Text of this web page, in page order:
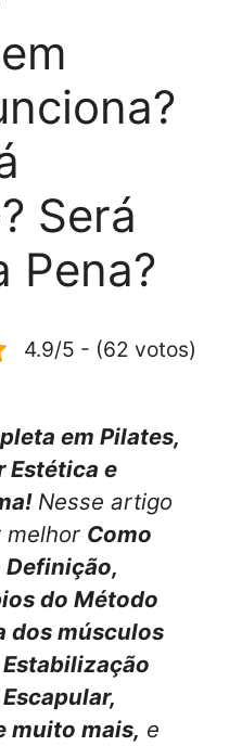
Será
Pena?
4.9/5 - (62 votos)
em Pilates,
Estética e
Nesse artigo
melhor Como
Definição,
do Método
dos músculos
muito mais, e